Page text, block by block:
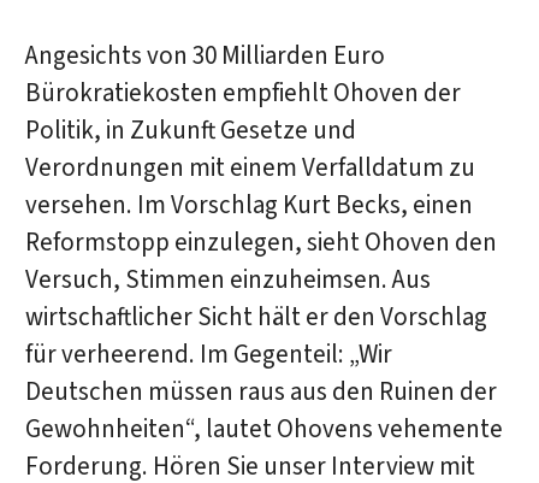
Angesichts von 30 Milliarden Euro
Bürokratiekosten empfiehlt Ohoven der
Politik, in Zukunft Gesetze und
Verordnungen mit einem Verfalldatum zu
versehen. Im Vorschlag Kurt Becks, einen
Reformstopp einzulegen, sieht Ohoven den
Versuch, Stimmen einzuheimsen. Aus
wirtschaftlicher Sicht hält er den Vorschlag
für verheerend. Im Gegenteil: „Wir
Deutschen müssen raus aus den Ruinen der
Gewohnheiten“, lautet Ohovens vehemente
Forderung. Hören Sie unser Interview mit